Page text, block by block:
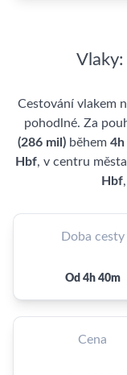
Cestování vlakem
pohodlné. Za
(286 mil)během 4h
Hbf, v centru města
Hbf
Doba cesty
Od 4h 40m
Cena